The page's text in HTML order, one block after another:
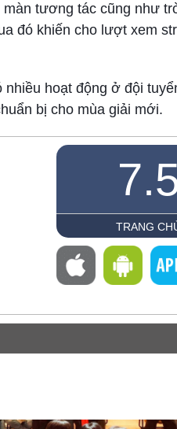
tương tác cũng như
đó khiến cho lượt xem
hoạt động ở đội
bị cho mùa giải mới.
TRANG